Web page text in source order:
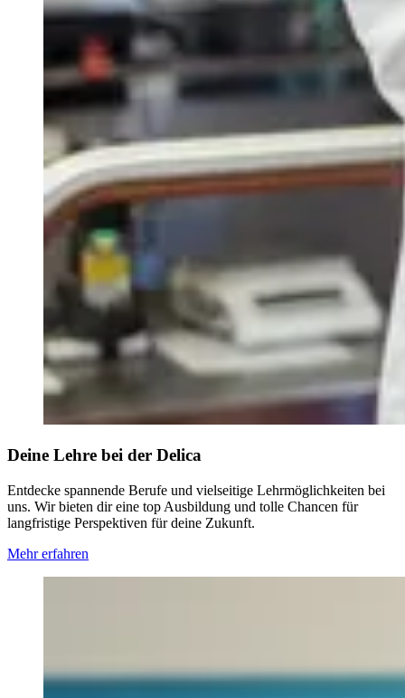
Deine Lehre bei der Delica
Entdecke spannende Berufe und vielseitige Lehrmöglichkeiten bei
uns. Wir bieten dir eine top Ausbildung und tolle Chancen für
langfristige Perspektiven für deine Zukunft.
Mehr erfahren